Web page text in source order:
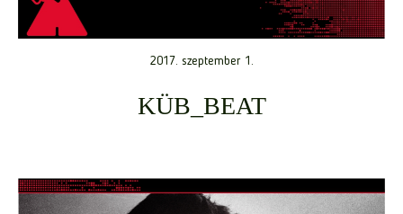
2017. szeptember 1.
KÜB_BEAT